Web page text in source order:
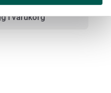
i varukorg